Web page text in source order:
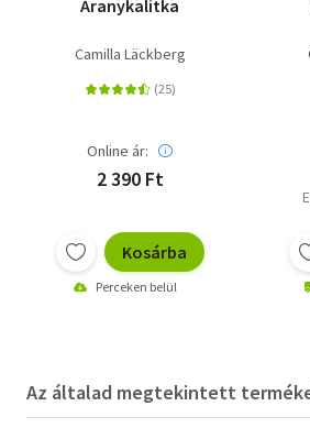
Aranykalitka
Camilla Läckberg
Online ár:
2 390 Ft
Kosárba
Perceken belül
Az általad megtekintett